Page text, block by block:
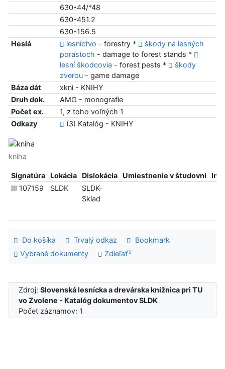
630*44/*48
630*451.2
630*156.5
Heslá
lesníctvo - forestry *
škody na lesných
porastoch - damage to forest stands *
lesní škodcovia - forest pests *
škody
zverou- game damage
Báza dát
xkni - KNIHY
Druh dok.
AMG - monografie
Počet ex.
1, z toho voľných 1
Odkazy
(3) Katalóg - KNIHY
kniha
Signatúra Lokácia Dislokácia Umiestnenie v študovni
Info
III 107159
SLDK
SLDK-
Sklad
Do košíka Trvalý odkaz
Bookmark
Vybrané dokumenty
Zdieľať
Zdroj:Slovenská lesnícka a drevárska knižnica pri TU
vo Zvolene - Katalóg dokumentov SLDK
Počet záznamov: 1